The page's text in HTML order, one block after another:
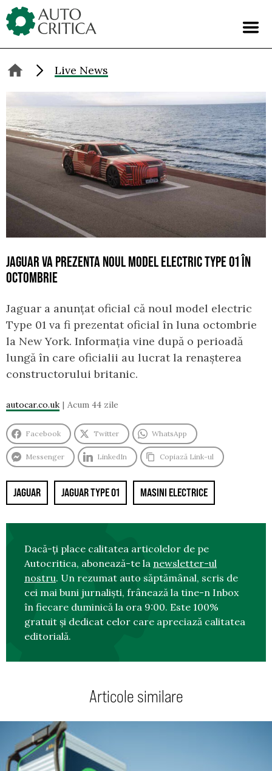
Skip
to
content
Live News
JAGUAR VA PREZENTA NOUL MODEL ELECTRIC TYPE 01 ÎN
OCTOMBRIE
Jaguar a anunțat oficial că noul model electric
Type 01 va fi prezentat oficial în luna octombrie
la New York. Informația vine după o perioadă
lungă în care oficialii au lucrat la renașterea
constructorului britanic.
autocar.co.uk Acum 44 zile
Facebook Twitter WhatsApp
Messenger LinkedIn Copiază Link-ul
JAGUAR JAGUAR TYPE 01 MASINI ELECTRICE
Dacă-ți place calitatea articolelor de pe
Autocritica, abonează-te la newsletter-ul
nostru. Un rezumat auto săptămânal, scris de
cei mai buni jurnaliști, frânează la tine-n Inbox
în fiecare duminică la ora 9:00. Este 100%
gratuit și dedicat celor care apreciază calitatea
editorială.
Articole similare